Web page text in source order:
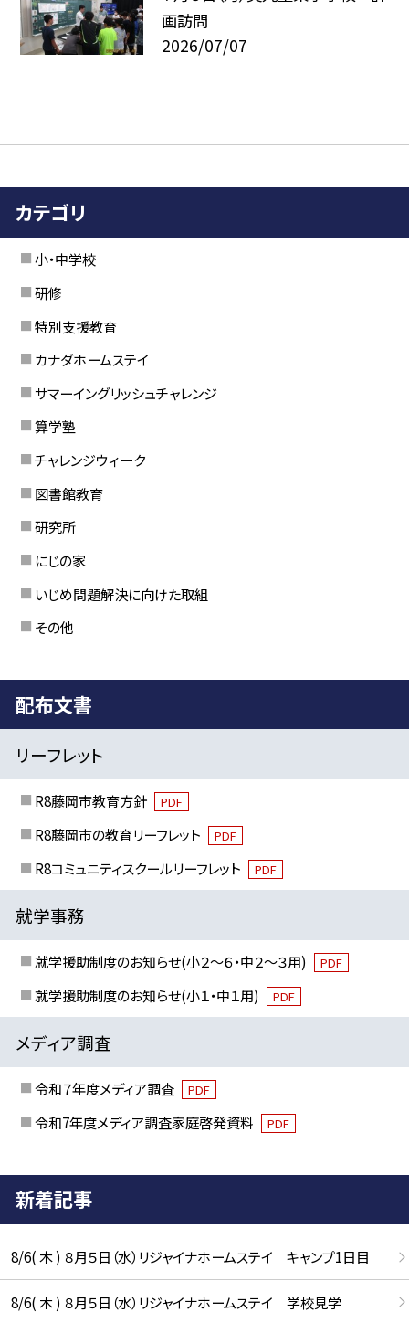
画訪問
2026/07/07
カテゴリ
小・中学校
研修
特別支援教育
カナダホームステイ
サマーイングリッシュチャレンジ
算学塾
チャレンジウィーク
図書館教育
研究所
にじの家
いじめ問題解決に向けた取組
その他
配布文書
リーフレット
R8藤岡市教育方針 PDF
R8藤岡市の教育リーフレット PDF
R8コミュニティスクールリーフレット PDF
就学事務
就学援助制度のお知らせ(小２～６・中２～３用) PDF
就学援助制度のお知らせ(小１・中１用) PDF
メディア調査
令和７年度メディア調査 PDF
令和7年度メディア調査家庭啓発資料 PDF
新着記事
8/6( 木 ) ８月５日（水）リジャイナホームステイ キャンプ1日目
8/6( 木 ) ８月５日（水）リジャイナホームステイ 学校見学